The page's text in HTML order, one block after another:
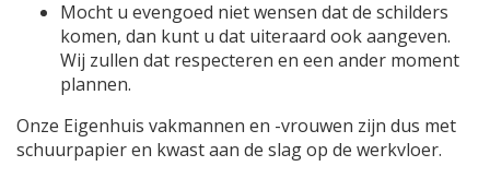
Mocht u evengoed niet wensen dat de schilders
komen, dan kunt u dat uiteraard ook aangeven.
Wij zullen dat respecteren en een ander moment
plannen.
Onze Eigenhuis vakmannen en -vrouwen zijn dus met
schuurpapier en kwast aan de slag op de werkvloer.